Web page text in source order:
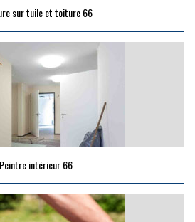
sur tuile et toiture 66
Peintre intérieur 66